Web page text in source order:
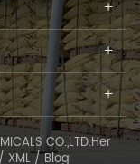
CO.,LTD.Her
/ XML/Blog